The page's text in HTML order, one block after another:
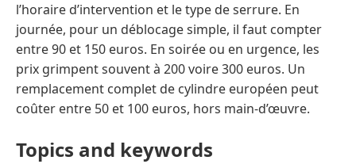
l’horaire d’intervention et le type de serrure. En
journée, pour un déblocage simple, il faut compter
entre 90 et 150 euros. En soirée ou en urgence, les
prix grimpent souvent à 200 voire 300 euros. Un
remplacement complet de cylindre européen peut
coûter entre 50 et 100 euros, hors main-d’œuvre.
Topics and keywords